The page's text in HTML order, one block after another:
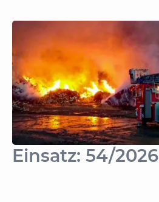
Einsatz: 54/2026